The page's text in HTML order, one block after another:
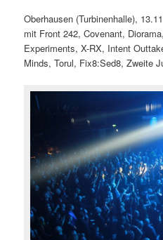
Oberhausen (Turbinenhalle),
mit Front 242, Covenant,
Experiments, X-RX, Intent
Minds, Torul, Fix8:Sed8, Zweite